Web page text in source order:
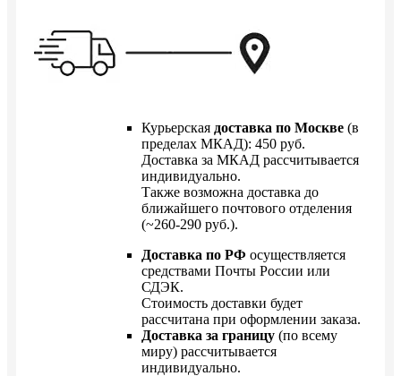
Курьерская доставка по Москве (в
пределах МКАД): 450 руб.
Доставка за МКАД рассчитывается
индивидуально.
Также возможна доставка до
ближайшего почтового отделения
(~260-290 руб.).
Доставка по РФ осуществляется
средствами Почты России или
СДЭК.
Стоимость доставки будет
рассчитана при оформлении заказа.
Доставка за границу (по всему
миру) рассчитывается
индивидуально.